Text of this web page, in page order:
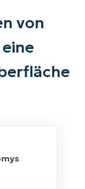
von